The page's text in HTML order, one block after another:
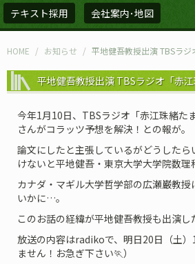
テキスト採用 会社案内･地図
HOME お知らせ 平地健吾教授出演 TBSラ
平地健吾教授出演 TBSラジオ「赤
今年1月10日、TBSラジオ「赤江珠緒た
さんがコラッツ予想を解決！との報が。
論文にしたと主張しているがどうした
けないと平地健吾・東京大学大学院数
カナダ・マギル大学哲学部の広瀬巌教
いかに…。
このお話の経緯が平地健吾教授も出演
放送の内容はradikoで、明日20日（土
ません！お急ぎ下さい🏃）